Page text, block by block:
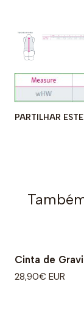
PARTILHAR
Cinta de
28,90€ EUR